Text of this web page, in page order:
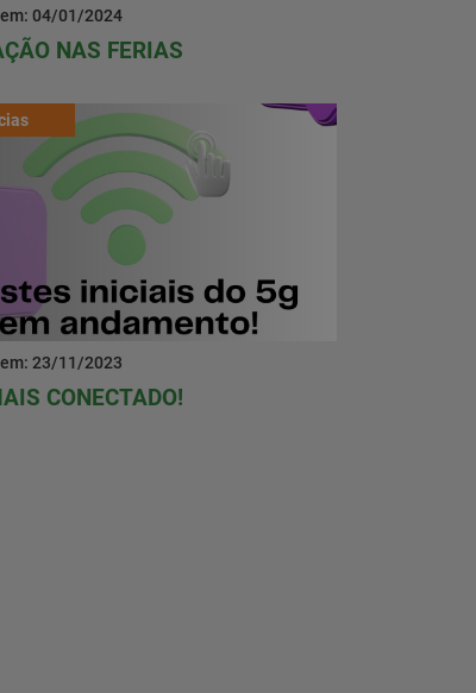
04/01/2024
NAS FERIAS
23/11/2023
CONECTADO!